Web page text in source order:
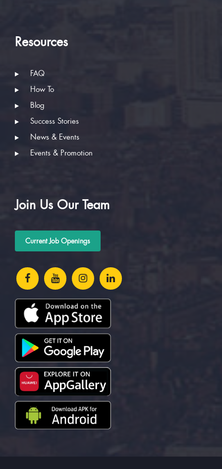
Resources
FAQ
How To
Blog
Success Stories
News & Events
Events & Promotion
Join Us Our Team
Current Job Openings